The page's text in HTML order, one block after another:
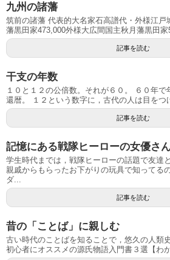
九州の諸藩
筑前の諸藩 代表的大名家石高譜代・外様江戸
藩黒田家473,000外様大広間国主秋月藩黒田
記事を読む
干支の年数
１０と１２の公倍数。それが６０。 ６０年で
還暦。 １２という数字に，古代の人は目をつ
記事を読む
記憶にある戦隊ヒーローの女優さ
学生時代までは，戦隊ヒーローの話題で友達
親戚からもらったお下がりの玩具で知ってる
ダ...
記事を読む
昔の「ことば」に親しむ
古い時代のことばを知ることで，悠久の人類
初心者にオススメの源氏物語入門書３選【わ